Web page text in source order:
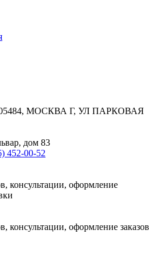
105484, МОСКВА Г, УЛ ПАРКОВАЯ
дом 83
452-00-52
консультации, оформление
консультации, оформление заказов